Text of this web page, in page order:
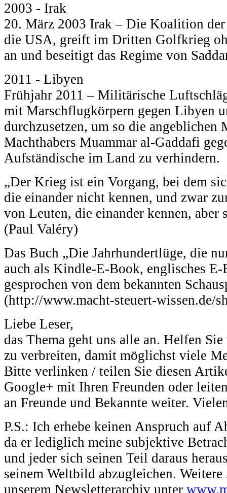
2003 - Irak
20. März 2003 Irak – Die Koalition
die USA, greift im Dritten Golfkrieg
an und beseitigt das Regime von
2011 - Libyen
Frühjahr 2011 – Militärische
mit Marschflugkörpern gegen Libyen
durchzusetzen, um so die angeblichen
Machthabers Muammar al-Gaddafi
Aufständische im Land zu verhindern.
„Der Krieg ist ein Vorgang, bei dem
die einander nicht kennen, und zwar
von Leuten, die einander kennen, aber
(Paul Valéry)
Das Buch „Die Jahrhundertlüge, die
auch als Kindle-E-Book, englisches
gesprochen von dem bekannten
(http://www.macht-steuert-wissen.de/
Liebe Leser,
das Thema geht uns alle an. Helfen
zu verbreiten, damit möglichst viele
Bitte verlinken / teilen Sie diesen
Google+ mit Ihren Freunden oder
an Freunde und Bekannte weiter.
P.S.: Ich erhebe keinen Anspruch auf
da er lediglich meine subjektive
und jeder sich seinen Teil daraus
seinem Weltbild abzugleichen.
unserem Newsletterarchiv unter